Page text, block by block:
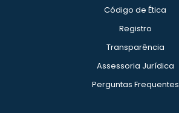
Código de Ética
Registro
Transparência
Assessoria Jurídica
Perguntas Frequentes